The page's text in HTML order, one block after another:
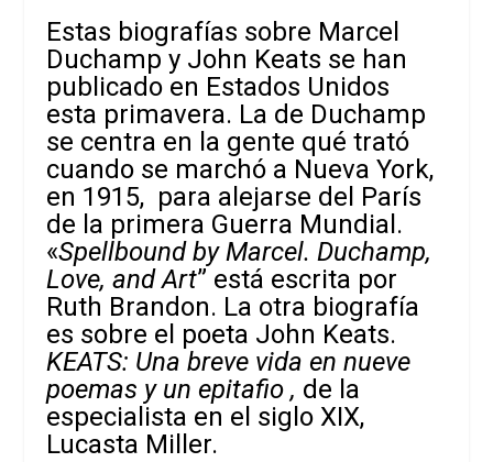
Estas biografías sobre Marcel
Duchamp y John Keats se han
publicado en Estados Unidos
esta primavera. La de Duchamp
se centra en la gente qué trató
cuando se marchó a Nueva York,
en 1915, para alejarse del París
de la primera Guerra Mundial.
«Spellbound by Marcel. Duchamp,
Love, and Art” está escrita por
Ruth Brandon. La otra biografía
es sobre el poeta John Keats.
KEATS: Una breve vida en nueve
poemas y un epitafio , de la
especialista en el siglo XIX,
Lucasta Miller.